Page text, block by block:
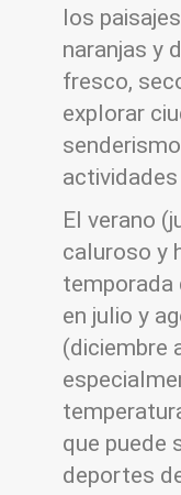
los
naranjas y
fresco,
explorar
El verano
caluroso y
temporada
en julio y
(diciembre
que puede
deportes